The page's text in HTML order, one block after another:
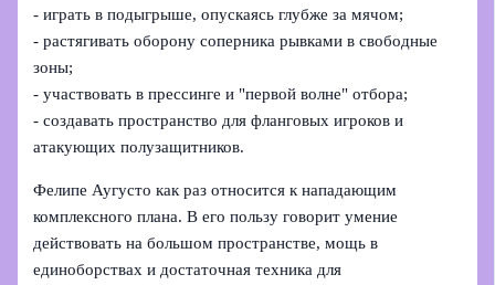
- играть в подыгрыше, опускаясь глубже за мячом;
- растягивать оборону соперника рывками в свободные
зоны;
- участвовать в прессинге и "первой волне" отбора;
- создавать пространство для фланговых игроков и
атакующих полузащитников.
Фелипе Аугусто как раз относится к нападающим
комплексного плана. В его пользу говорит умение
действовать на большом пространстве, мощь в
единоборствах и достаточная техника для